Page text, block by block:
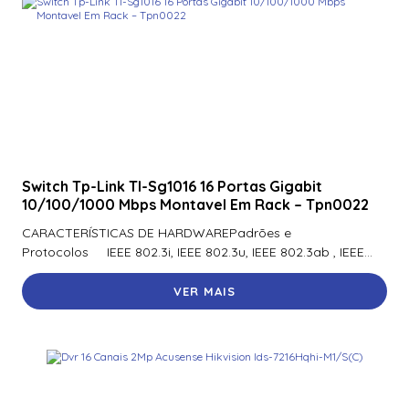
920Ptnnek00000 | Assa Abloy | Leitor De Proximidade Se
Rp40
921Nbnnek20000 | Assa Abloy | Leitor De Proximidade
Rk40
921Nmnnekma002 | Assa Abloy | Leitor De Proximidade
Rk40
921Nsnnek20000 | Assa Abloy | Leitor De Proximidade
Switch Tp-Link Tl-Sg1016 16 Portas Gigabit
10/100/1000 Mbps Montavel Em Rack – Tpn0022
CARACTERÍSTICAS DE HARDWAREPadrões e
Protocolos IEEE 802.3i, IEEE 802.3u, IEEE 802.3ab , IEEE...
VER MAIS